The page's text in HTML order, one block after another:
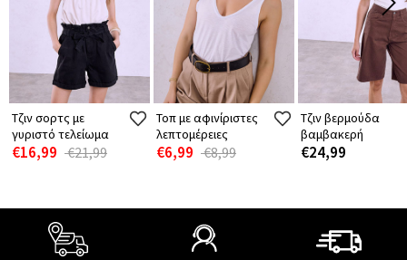
Τζιν σορτς με
γυριστό τελείωμα
€16,99 €21,99
Τοπ με αφινίριστες
λεπτομέρειες
€6,99 €8,99
Τζιν βερμούδα
βαμβακερή
€24,99